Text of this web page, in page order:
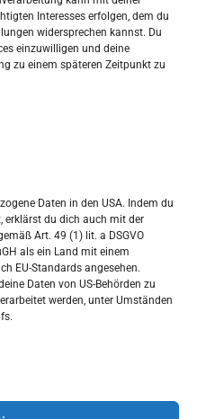
Interesses erfolgen, dem du
widersprechen kannst. Du
einzuwilligen und deine
zu einem späteren Zeitpunkt zu
Daten in den USA. Indem du
erklärst du dich auch mit der
Art. 49 (1) lit. a DSGVO
als ein Land mit einem
EU-Standards angesehen.
Daten von US-Behörden zu
werden, unter Umständen
F S S
1
7 8
14 15 16